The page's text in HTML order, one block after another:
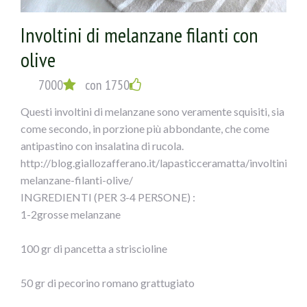
aggiungete lo zucchero e le foglie di alloro.
Unite i capperi e le olive nere denocciolate FICACCI.
Mescolate bene il tutto e lasciate cuocere 30-40 minuti,
aggiungendo verso fine cottura le foglie di basilico.
Servitele cosce di pollo in umido con olive e capperi con il
Involtini di melanzane filanti con
olive
7000 con 1750
Questi involtini di melanzane sono veramente squisiti, sia
come secondo, in porzione più abbondante, che come
antipastino con insalatina di rucola.
http://blog.giallozafferano.it/lapasticceramatta/involtini-
melanzane-filanti-olive/
INGREDIENTI (PER 3-4 PERSONE) :
1-2grosse melanzane
100 gr di pancetta a striscioline
50 gr di pecorino romano grattugiato